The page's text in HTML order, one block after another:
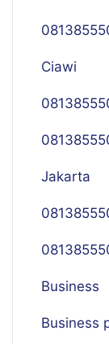
Ciawi
Jakarta
Business
Business